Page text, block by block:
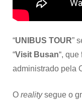
“UNIBUS TOUR”
“Visit Busan“,
administrado pela
O realitysegue o